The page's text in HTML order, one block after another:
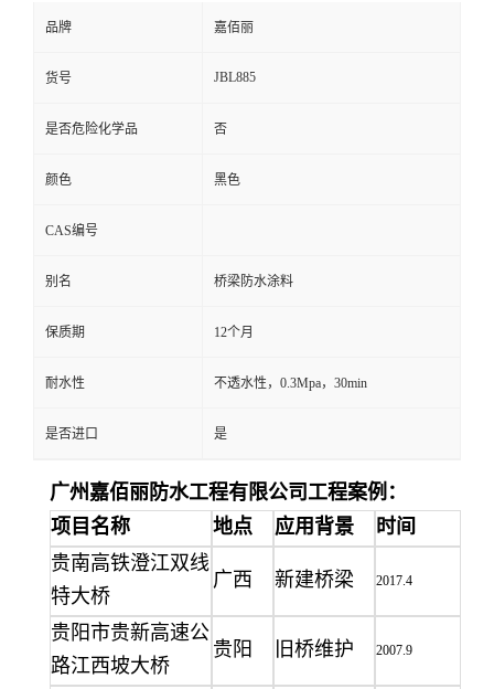
品牌 嘉佰丽
货号 JBL885
是否危险化学品 否
颜色 黑色
CAS编号
别名 桥梁防水涂料
保质期 12个月
耐水性 不透水性，0.3Mpa，30min
是否进口 是
广州嘉佰丽防水工程有限公司工程案例：
项目名称
地点 应用背景
时间
贵南高铁澄江双线
特大桥
广西 新建桥梁 2017.4
贵阳市贵新高速公
路江西坡大桥
贵阳 旧桥维护 2007.9